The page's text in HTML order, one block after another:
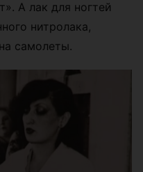
А лак для ногтей
нитролака,
самолеты.